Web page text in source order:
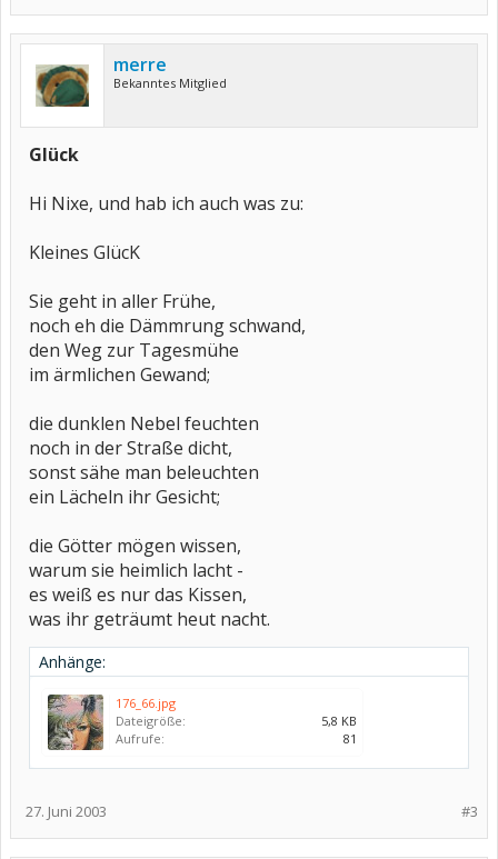
merre
Bekanntes Mitglied
Glück
Hi Nixe, und hab ich auch was zu:
Kleines GlücK
Sie geht in aller Frühe,
noch eh die Dämmrung schwand,
den Weg zur Tagesmühe
im ärmlichen Gewand;
die dunklen Nebel feuchten
noch in der Straße dicht,
sonst sähe man beleuchten
ein Lächeln ihr Gesicht;
die Götter mögen wissen,
warum sie heimlich lacht -
es weiß es nur das Kissen,
was ihr geträumt heut nacht.
Anhänge:
176_66.jpg
Dateigröße:
5,8 KB
Aufrufe:
81
#3
27. Juni 2003